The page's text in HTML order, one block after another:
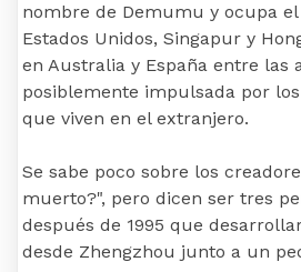
nombre de Demumu y ocupa
Estados Unidos, Singapur y
en Australia y España entre las
posiblemente impulsada por
que viven en el extranjero.
Se sabe poco sobre los
muerto?", pero dicen ser tres
después de 1995 que
desde Zhengzhou junto a un